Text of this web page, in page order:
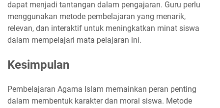
dapat menjadi tantangan dalam pengajaran. Guru perlu
menggunakan metode pembelajaran yang menarik,
relevan, dan interaktif untuk meningkatkan minat siswa
dalam mempelajari mata pelajaran ini.
Kesimpulan
Pembelajaran Agama Islam memainkan peran penting
dalam membentuk karakter dan moral siswa. Metode